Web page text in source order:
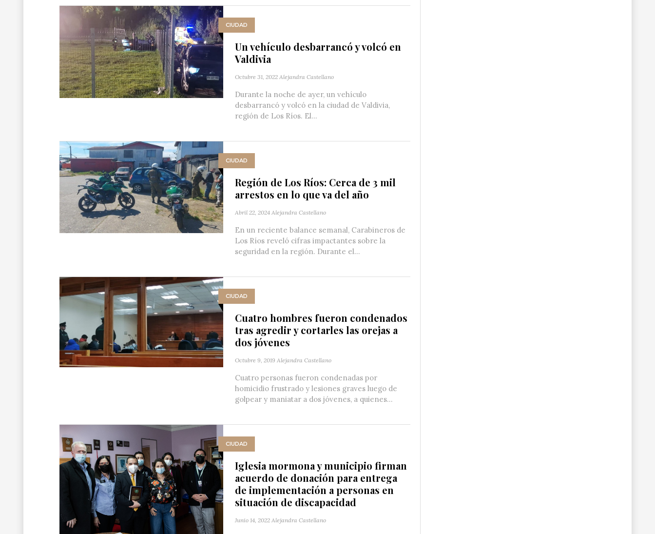
CIUDAD
Un vehículo desbarrancó y volcó en
Valdivia
Octubre 31, 2022 Alejandra Castellano
Durante la noche de ayer, un vehículo
desbarrancó y volcó en la ciudad de Valdivia,
región de Los Ríos. El...
CIUDAD
Región de Los Ríos: Cerca de 3 mil
arrestos en lo que va del año
Abril 22, 2024 Alejandra Castellano
En un reciente balance semanal, Carabineros de
Los Ríos reveló cifras impactantes sobre la
seguridad en la región. Durante el...
CIUDAD
Cuatro hombres fueron condenados
tras agredir y cortarles las orejas a
dos jóvenes
Octubre 9, 2019 Alejandra Castellano
Cuatro personas fueron condenadas por
homicidio frustrado y lesiones graves luego de
golpear y maniatar a dos jóvenes, a quienes...
CIUDAD
Iglesia mormona y municipio firman
acuerdo de donación para entrega
de implementación a personas en
situación de discapacidad
Junio 14, 2022 Alejandra Castellano